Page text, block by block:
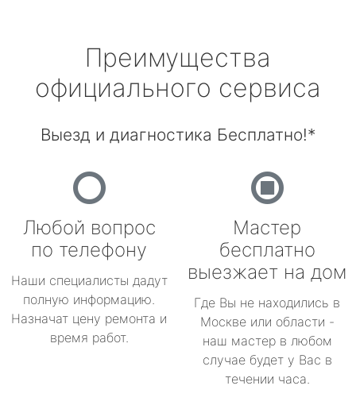
Преимущества
официального сервиса
Выезд и диагностика Бесплатно!*
Любой вопрос
по телефону
Наши специалисты дадут
полную информацию.
Назначат цену ремонта и
время работ.
Мастер
бесплатно
выезжает на дом
Где Вы не находились в
Москве или области -
наш мастер в любом
случае будет у Вас в
течении часа.